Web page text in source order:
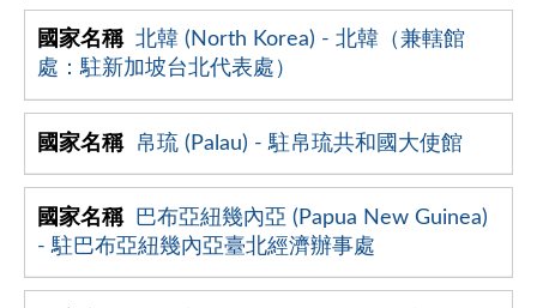
北韓 (North Korea) - 北韓（兼轄館
處：駐新加坡台北代表處）
帛琉 (Palau) - 駐帛琉共和國大使館
巴布亞紐幾內亞 (Papua New Guinea)
- 駐巴布亞紐幾內亞臺北經濟辦事處